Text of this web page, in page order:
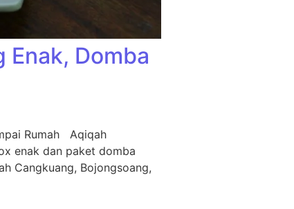
Domba
Rumah Aqiqah
enak dan paket domba
Cangkuang, Bojongsoang,